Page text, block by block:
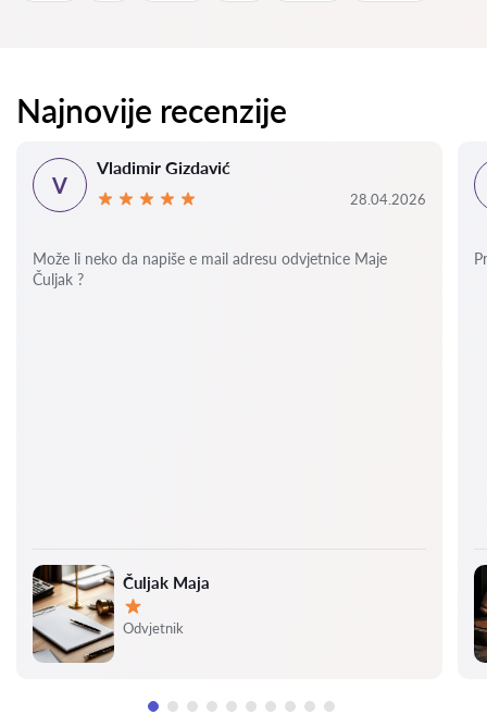
Najnovije recenzije
Čuljak Maja
Ocjena:
Odvjetnik
V
Vladimir Gizdavić
28.04.2026
Može li neko da napiše e mail adresu odvjetnice Maje
Čuljak ?